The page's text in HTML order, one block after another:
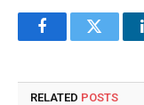
FacebookTwitter
RELATED POSTS